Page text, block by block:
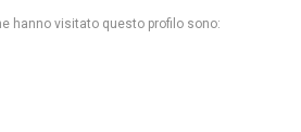
hanno visitato questo profilo sono: